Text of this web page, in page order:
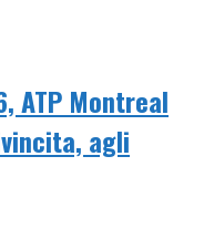
ATP Montreal
agli